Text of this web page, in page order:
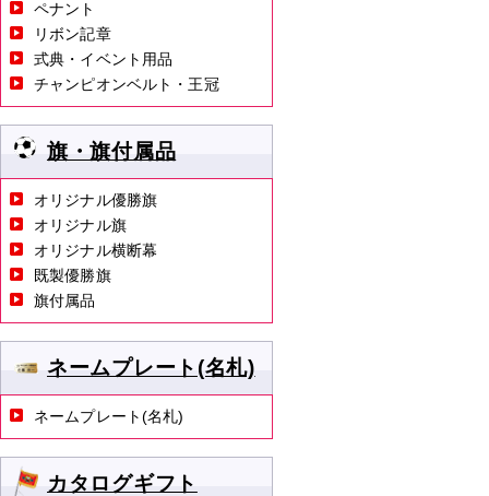
ペナント
リボン記章
式典・イベント用品
チャンピオンベルト・王冠
旗・旗付属品
オリジナル優勝旗
オリジナル旗
オリジナル横断幕
既製優勝旗
旗付属品
ネームプレート(名札)
ネームプレート(名札)
カタログギフト